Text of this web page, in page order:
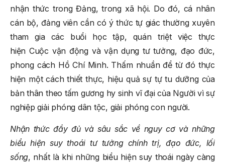
nhận thức trong Đảng, trong xã hội. Do đó, cá nhân
cán bộ, đảng viên cần có ý thức tự giác thường xuyên
tham gia các buổi học tập, quán triệt việc thực
hiện Cuộc vận động và vận dụng tư tưởng, đạo đức,
phong cách Hồ Chí Minh. Thấm nhuần để từ đó thực
hiện một cách thiết thực, hiệu quả sự tự tu dưỡng của
bản thân theo tấm gương hy sinh vĩ đại của Người vì sự
nghiệp giải phóng dân tộc, giải phóng con người.
Nhận thức đầy đủ và sâu sắc về nguy cơ và những
biểu hiện suy thoái tư tưởng chính trị, đạo đức, lối
sống, nhất là khi những biểu hiện suy thoái ngày càng